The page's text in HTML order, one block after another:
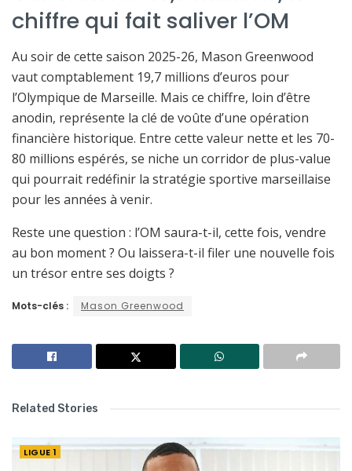
chiffre qui fait saliver l’OM
Au soir de cette saison 2025-26, Mason Greenwood
vaut comptablement 19,7 millions d’euros pour
l’Olympique de Marseille. Mais ce chiffre, loin d’être
anodin, représente la clé de voûte d’une opération
financière historique. Entre cette valeur nette et les 70-
80 millions espérés, se niche un corridor de plus-value
qui pourrait redéfinir la stratégie sportive marseillaise
pour les années à venir.
Reste une question : l’OM saura-t-il, cette fois, vendre
au bon moment ? Ou laissera-t-il filer une nouvelle fois
un trésor entre ses doigts ?
Mots-clés : Mason Greenwood
Related Stories
LIGUE 1